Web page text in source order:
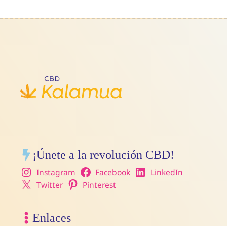
¡Únete a la revolución CBD!
Instagram Facebook
LinkedIn
Twitter
Pinterest
Enlaces